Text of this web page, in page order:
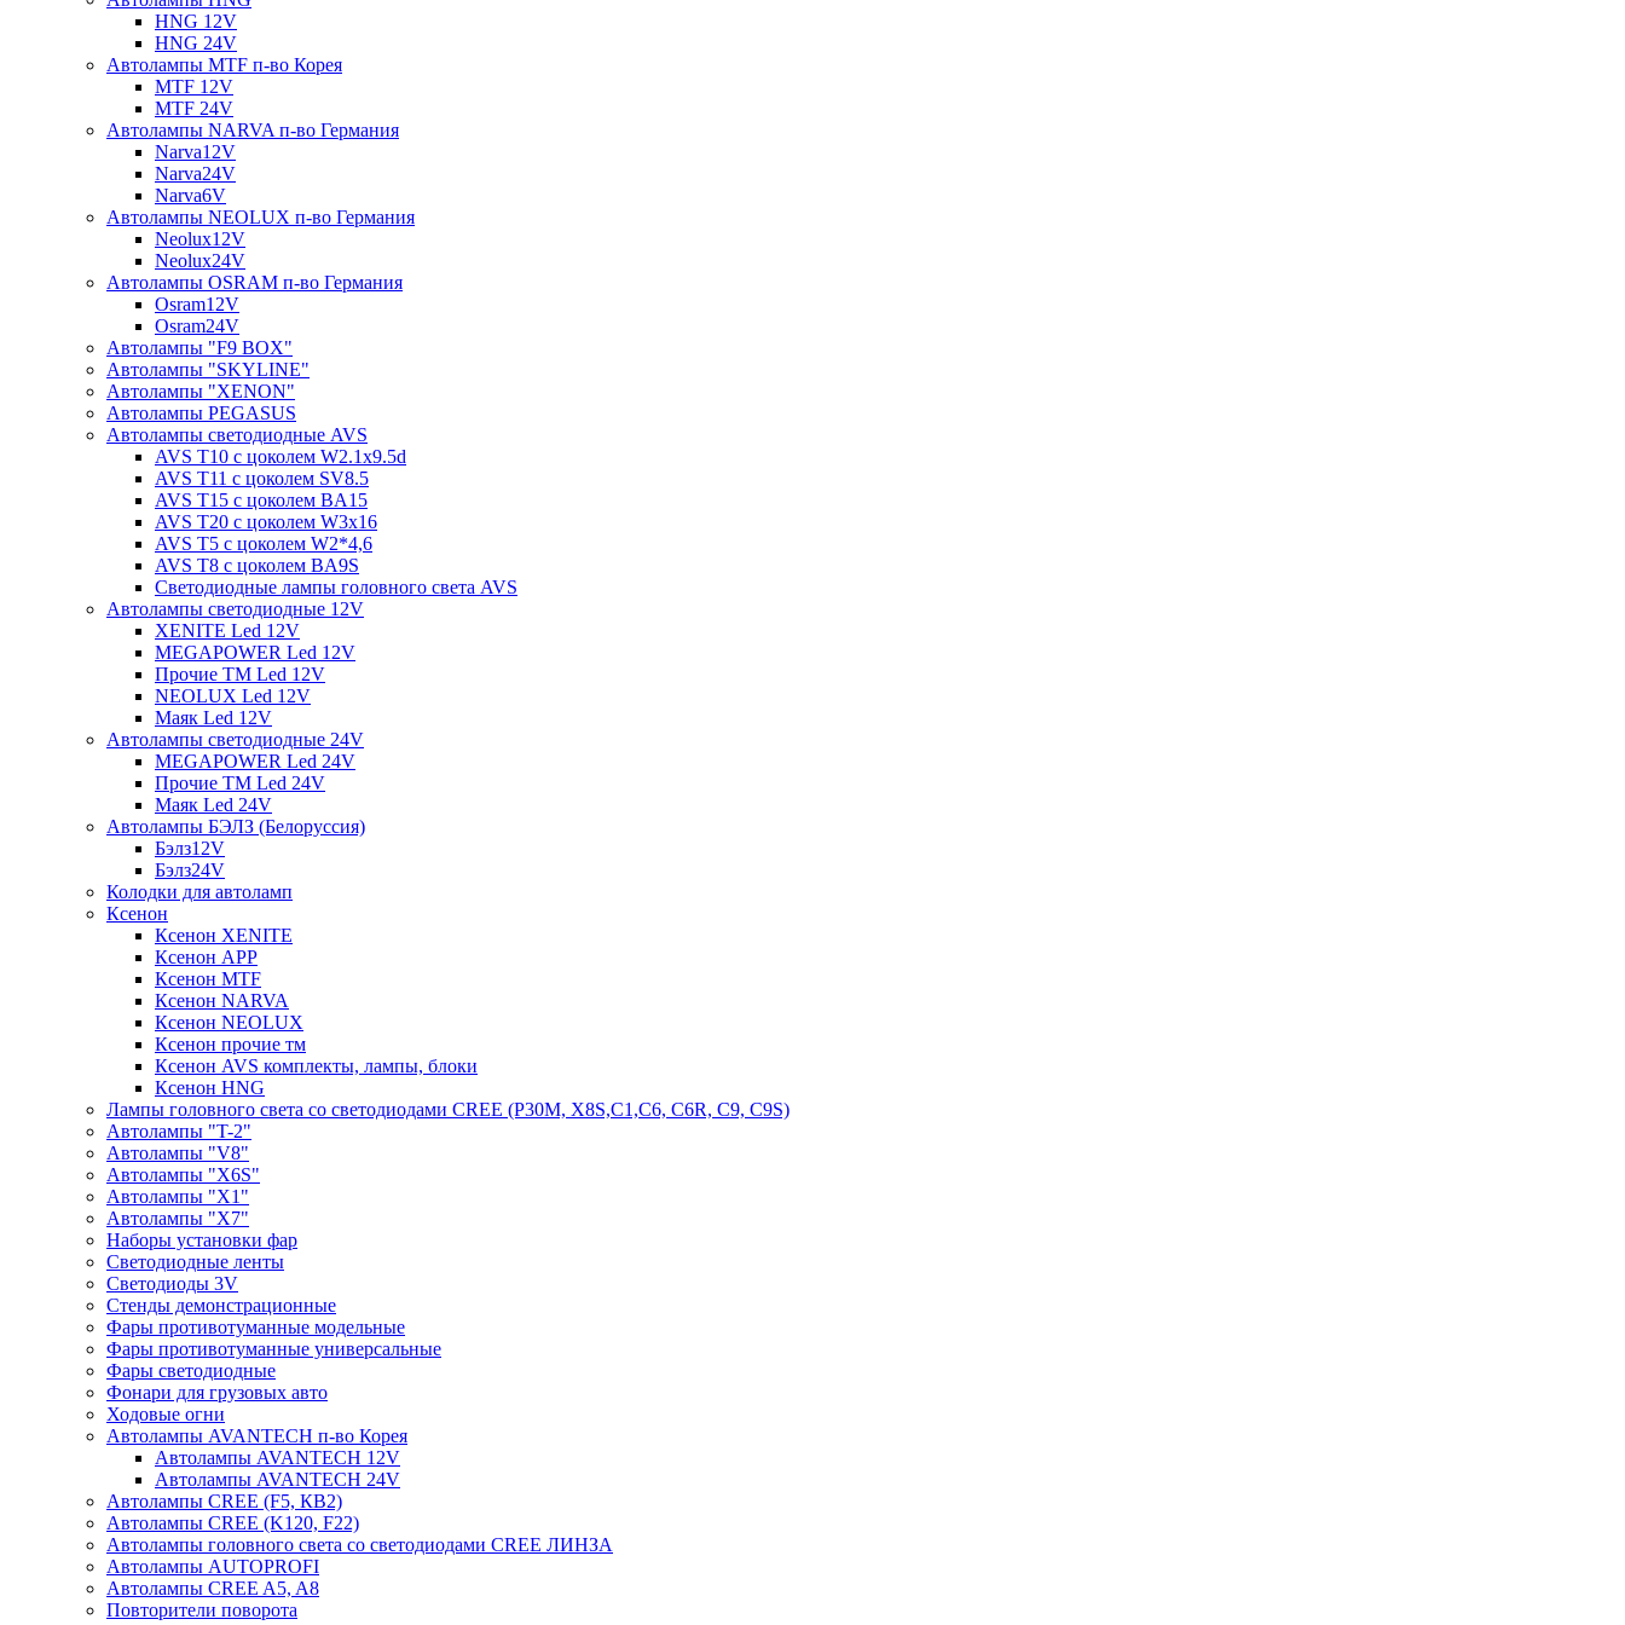
HNG 12V
HNG 24V
Автолампы MTF п-во Корея
MTF 12V
MTF 24V
Автолампы NARVA п-во Германия
Narva12V
Narva24V
Narva6V
Автолампы NEOLUX п-во Германия
Neolux12V
Neolux24V
Автолампы OSRAM п-во Германия
Osram12V
Osram24V
Автолампы "F9 BOX"
Автолампы "SKYLINE"
Автолампы "XENON"
Автолампы PEGASUS
Автолампы светодиодные AVS
AVS T10 с цоколем W2.1x9.5d
AVS T11 с цоколем SV8.5
AVS T15 с цоколем BA15
AVS T20 с цоколем W3x16
AVS T5 с цоколем W2*4,6
AVS T8 с цоколем BA9S
Светодиодные лампы головного света AVS
Автолампы светодиодные 12V
XENITE Led 12V
MEGAPOWER Led 12V
Прочие ТМ Led 12V
NEOLUX Led 12V
Маяк Led 12V
Автолампы светодиодные 24V
MEGAPOWER Led 24V
Прочие ТМ Led 24V
Маяк Led 24V
Автолампы БЭЛЗ (Белоруссия)
Бэлз12V
Бэлз24V
Колодки для автоламп
Ксенон
Ксенон XENITE
Ксенон APP
Ксенон MTF
Ксенон NARVA
Ксенон NEOLUX
Ксенон прочие тм
Ксенон AVS комплекты, лампы, блоки
Ксенон HNG
Лампы головного света со светодиодами CREE (P30M, X8S,С1,С6, С6R, С9, С9S)
Автолампы "T-2"
Автолампы "V8"
Автолампы "X6S"
Автолампы "Х1"
Автолампы "Х7"
Наборы установки фар
Светодиодные ленты
Светодиоды 3V
Стенды демонстрационные
Фары противотуманные модельные
Фары противотуманные универсальные
Фары светодиодные
Фонари для грузовых авто
Ходовые огни
Автолампы AVANTECH п-во Корея
Автолампы AVANTECH 12V
Автолампы AVANTECH 24V
Автолампы CREE (F5, КВ2)
Автолампы CREE (K120, F22)
Автолампы головного света со светодиодами CREE ЛИНЗА
Автолампы AUTOPROFI
Автолампы CREE A5, A8
Повторители поворота